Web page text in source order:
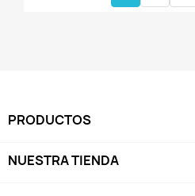
PRODUCTOS
NUESTRA TIENDA